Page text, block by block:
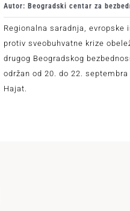
Autor: Beogradski centar za
Regionalna saradnja, evropske
protiv sveobuhvatne krize
drugog Beogradskog
održan od 20. do 22.
Hajat.